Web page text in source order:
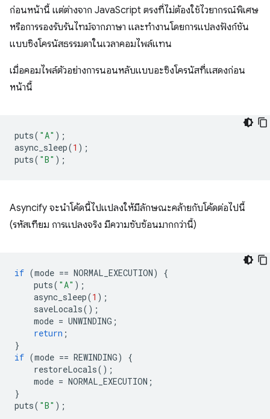
ก่อนหน้านี้ แต่ต่างจาก JavaScript ตรงที่ไม่ต้องใช้ไวยากรณ์พิเศษ
หรือการรองรับรันไทม์จากภาษา และทำงานโดยการแปลงฟังก์ชัน
แบบซิงโครนัสธรรมดาในเวลาคอมไพล์แทน
เมื่อคอมไพล์ตัวอย่างการนอนหลับแบบอะซิงโครนัสที่แสดงก่อน
หน้านี้
puts( "A" );
async_sleep(1 );
puts( "B" );
Asyncify จะนำโค้ดนี้ไปแปลงให้มีลักษณะคล้ายกับโค้ดต่อไปนี้
(รหัสเทียม การแปลงจริง มีความซับซ้อนมากกว่านี้)
if (mode == NORMAL_EXECUTION)
{
puts( "A" );
async_sleep(1 );
saveLocals();
mode = UNWINDING ;
return ;
}
if (mode == REWINDING)
{
restoreLocals();
mode = NORMAL_EXECUTION ;
}
puts( "B" );